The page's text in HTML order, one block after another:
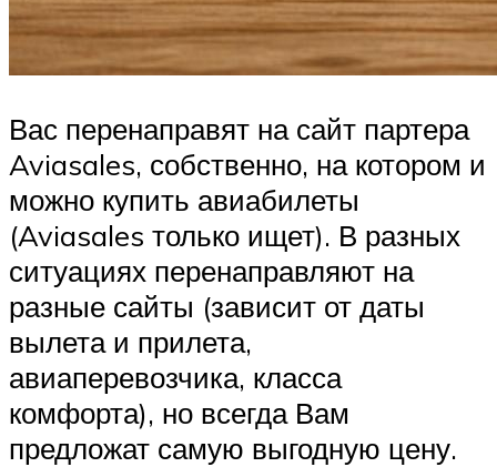
Вас перенаправят на сайт партера
Aviasales, собственно, на котором и
можно купить авиабилеты
(Aviasales только ищет). В разных
ситуациях перенаправляют на
разные сайты (зависит от даты
вылета и прилета,
авиаперевозчика, класса
комфорта), но всегда Вам
предложат самую выгодную цену.